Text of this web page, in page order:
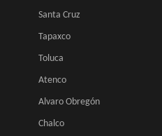
Santa Cruz
Tapaxco
Toluca
Atenco
Alvaro Obregón
Chalco